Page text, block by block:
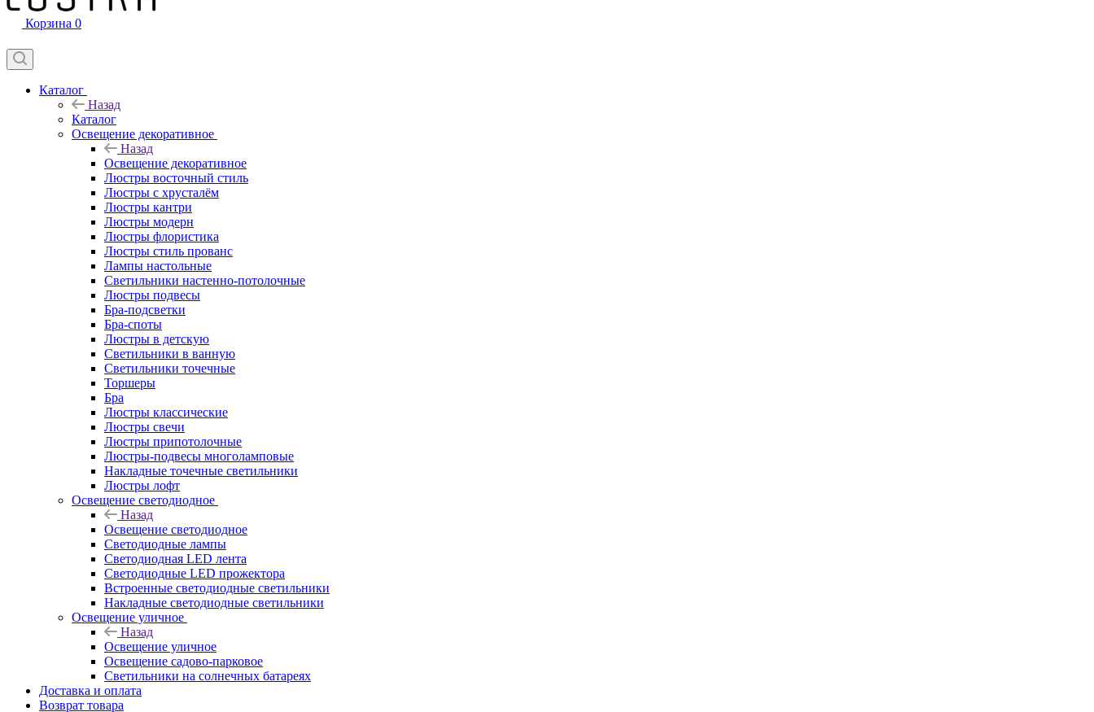
Корзина 0
Каталог
Назад
Каталог
Освещение декоративное
Назад
Освещение декоративное
Люстры восточный стиль
Люстры с хрусталём
Люстры кантри
Люстры модерн
Люстры флористика
Люстры стиль прованс
Лампы настольные
Светильники настенно-потолочные
Люстры подвесы
Бра-подсветки
Бра-споты
Люстры в детскую
Светильники в ванную
Светильники точечные
Торшеры
Бра
Люстры классические
Люстры свечи
Люстры припотолочные
Люстры-подвесы многоламповые
Накладные точечные светильники
Люстры лофт
Освещение светодиодное
Назад
Освещение светодиодное
Светодиодные лампы
Светодиодная LED лента
Светодиодные LED прожектора
Встроенные светодиодные светильники
Накладные светодиодные светильники
Освещение уличное
Назад
Освещение уличное
Освещение садово-парковое
Светильники на солнечных батареях
Доставка и оплата
Возврат товара